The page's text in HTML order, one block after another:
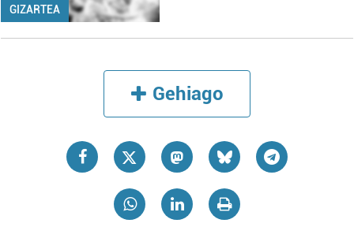
GIZARTEA
Gehiago